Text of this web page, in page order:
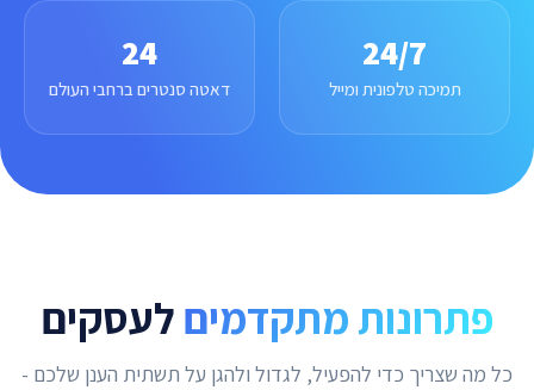
24/7
תמיכה טלפונית ומייל
24
דאטה סנטרים ברחבי העולם
פתרונות מתקדמיםלעסקים
כל מה שצריך כדי להפעיל, לגדול ולהגן על תשתית הענן שלכם -